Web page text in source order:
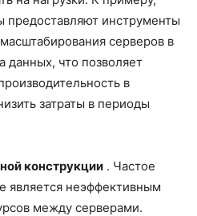
предоставляют инструменты
серверов в
данных, что позволяет
в
затраты в периоды
конструкции . Частое
является неэффективным
между серверами.